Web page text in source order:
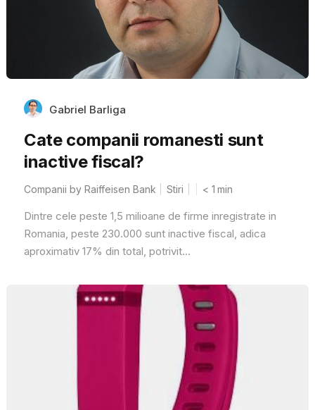
Gabriel Barliga
Cate companii romanesti sunt
inactive fiscal?
Companii by Raiffeisen Bank Stiri < 1 min
Dintre cele peste 1,5 milioane de firme inregistrate in
Romania, peste 230.000 sunt inactive fiscal, adica
aproximativ 17% din total, potrivit...